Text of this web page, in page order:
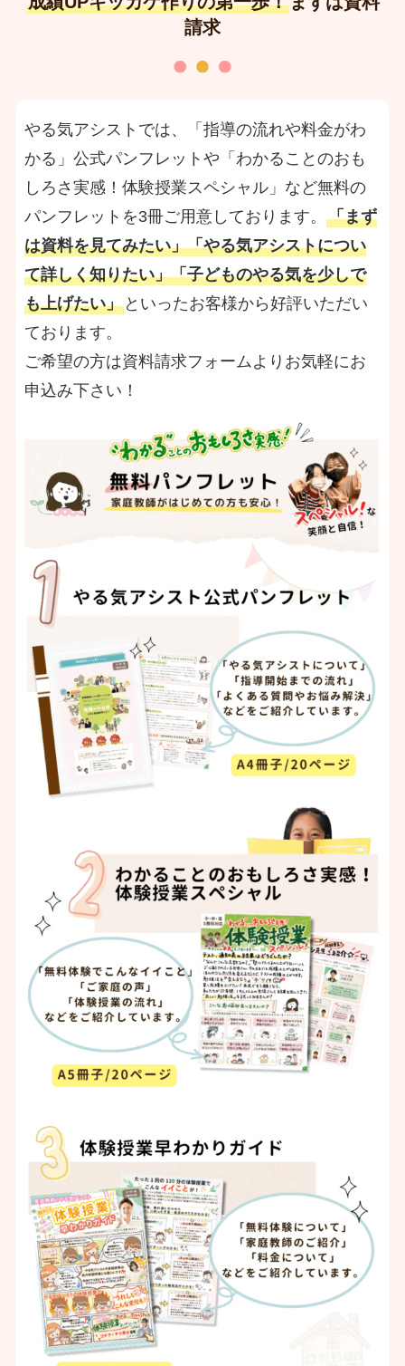
請求
やる気アシストでは、「指導の流れや料金がわ
かる」公式パンフレットや「わかることのおも
しろさ実感！体験授業スペシャル」など無料の
パンフレットを3冊ご用意しております。 「まず
は資料を見てみたい」「やる気アシストについ
て詳しく知りたい」「子どものやる気を少しで
も上げたい」といったお客様から好評いただい
ております。
ご希望の方は資料請求フォームよりお気軽にお
申込み下さい！